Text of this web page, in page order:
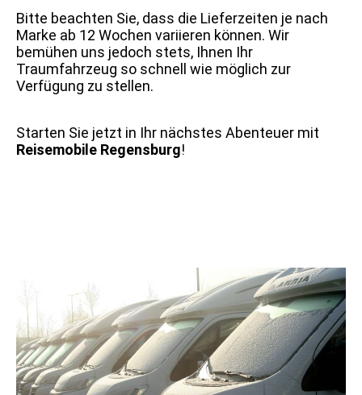
Bitte beachten Sie, dass die Lieferzeiten je nach
Marke ab 12 Wochen variieren können. Wir
bemühen uns jedoch stets, Ihnen Ihr
Traumfahrzeug so schnell wie möglich zur
Verfügung zu stellen.
Starten Sie jetzt in Ihr nächstes Abenteuer mit
Reisemobile Regensburg!